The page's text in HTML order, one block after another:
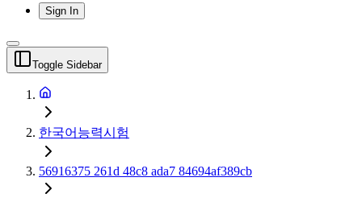
Sign In
Toggle Sidebar
한국어능력시험
56916375 261d 48c8 ada7 84694af389cb